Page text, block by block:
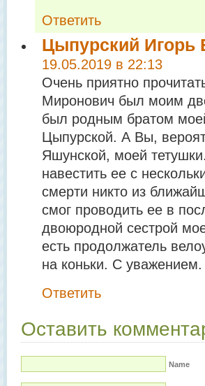
Ответить
Цыпурский Игорь
19.05.2019 в 22:13
Очень приятно
Миронович был моим
был родным братом
Цыпурской. А Вы,
Яшунской, моей
навестить ее с
смерти никто из
смог проводить ее в
двоюродной сестрой
есть продолжатель
на коньки. С
Ответить
Оставить
Name